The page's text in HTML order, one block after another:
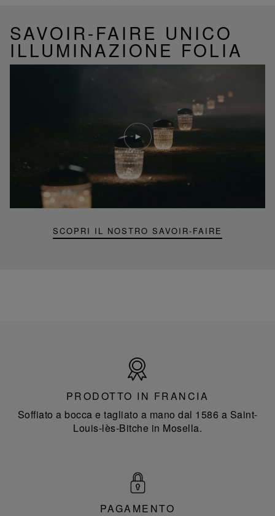
SAVOIR-FAIRE UNICO
ILLUMINAZIONE FOLIA
SCOPRI IL NOSTRO SAVOIR-FAIRE
Riproduci
video
Video
YouTube,
lampada
portatile
mini
Francia
PRODOTTO IN FRANCIA
Soffiato a bocca e tagliato a mano dal 1586 a Saint-
Louis-lès-Bitche in Mosella.
PAGAMENTO